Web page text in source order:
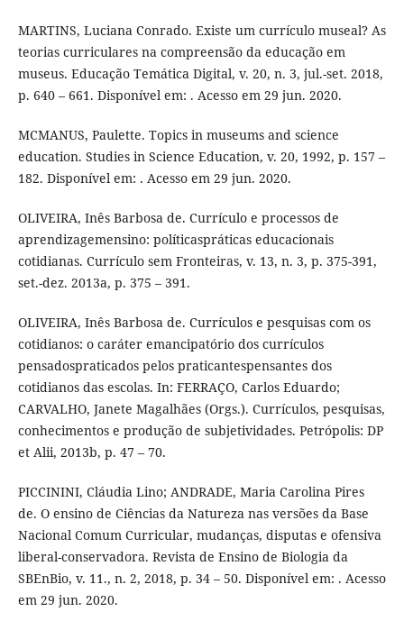
MARTINS, Luciana Conrado. Existe um currículo museal? As
teorias curriculares na compreensão da educação em
museus. Educação Temática Digital, v. 20, n. 3, jul.-set. 2018,
p. 640 – 661. Disponível em: . Acesso em 29 jun. 2020.
MCMANUS, Paulette. Topics in museums and science
education. Studies in Science Education, v. 20, 1992, p. 157 –
182. Disponível em: . Acesso em 29 jun. 2020.
OLIVEIRA, Inês Barbosa de. Currículo e processos de
aprendizagemensino: políticaspráticas educacionais
cotidianas. Currículo sem Fronteiras, v. 13, n. 3, p. 375-391,
set.-dez. 2013a, p. 375 – 391.
OLIVEIRA, Inês Barbosa de. Currículos e pesquisas com os
cotidianos: o caráter emancipatório dos currículos
pensadospraticados pelos praticantespensantes dos
cotidianos das escolas. In: FERRAÇO, Carlos Eduardo;
CARVALHO, Janete Magalhães (Orgs.). Currículos, pesquisas,
conhecimentos e produção de subjetividades. Petrópolis: DP
et Alii, 2013b, p. 47 – 70.
PICCININI, Cláudia Lino; ANDRADE, Maria Carolina Pires
de. O ensino de Ciências da Natureza nas versões da Base
Nacional Comum Curricular, mudanças, disputas e ofensiva
liberal-conservadora. Revista de Ensino de Biologia da
SBEnBio, v. 11., n. 2, 2018, p. 34 – 50. Disponível em: . Acesso
em 29 jun. 2020.